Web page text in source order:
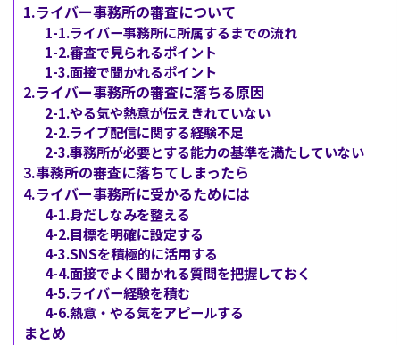
1.ライバー事務所の審査について
1-1.ライバー事務所に所属するまでの流れ
1-2.審査で見られるポイント
1-3.面接で聞かれるポイント
2.ライバー事務所の審査に落ちる原因
2-1.やる気や熱意が伝えきれていない
2-2.ライブ配信に関する経験不足
2-3.事務所が必要とする能力の基準を満たしていない
3.事務所の審査に落ちてしまったら
4.ライバー事務所に受かるためには
4-1.身だしなみを整える
4-2.目標を明確に設定する
4-3.SNSを積極的に活用する
4-4.面接でよく聞かれる質問を把握しておく
4-5.ライバー経験を積む
4-6.熱意・やる気をアピールする
まとめ